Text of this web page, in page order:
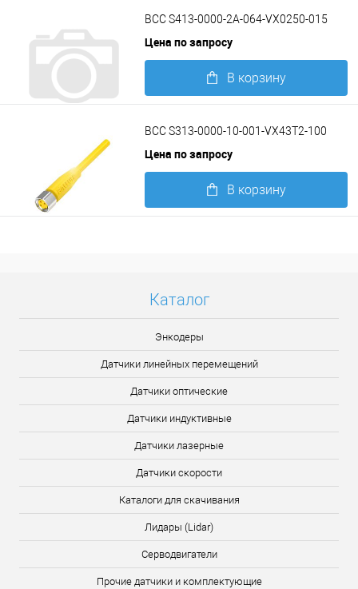
BCC S413-0000-2A-064-VX0250-015
Цена по запросу
В корзину
BCC S313-0000-10-001-VX43T2-100
Цена по запросу
В корзину
Каталог
Энкодеры
Датчики линейных перемещений
Датчики оптические
Датчики индуктивные
Датчики лазерные
Датчики скорости
Каталоги для скачивания
Лидары (Lidar)
Серводвигатели
Прочие датчики и комплектующие